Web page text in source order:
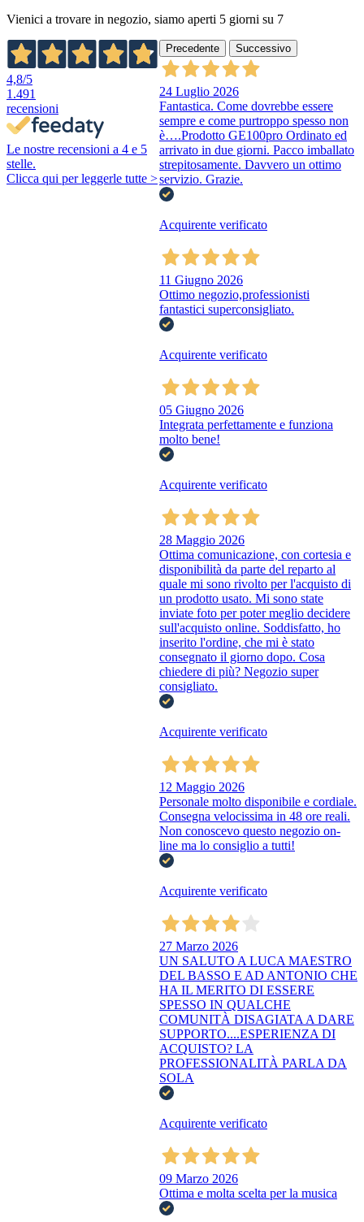
Vienici a trovare in negozio, siamo aperti 5 giorni su 7
4,8/5
1.491
recensioni
Le nostre recensioni a 4 e 5
stelle.
Clicca qui per leggerle tutte >
Precedente Successivo
24 Luglio 2026
Fantastica. Come dovrebbe essere
sempre e come purtroppo spesso non
è….Prodotto GE100pro Ordinato ed
arrivato in due giorni. Pacco imballato
strepitosamente. Davvero un ottimo
servizio. Grazie.
Acquirente verificato
11 Giugno 2026
Ottimo negozio,professionisti
fantastici superconsigliato.
Acquirente verificato
05 Giugno 2026
Integrata perfettamente e funziona
molto bene!
Acquirente verificato
28 Maggio 2026
Ottima comunicazione, con cortesia e
disponibilità da parte del reparto al
quale mi sono rivolto per l'acquisto di
un prodotto usato. Mi sono state
inviate foto per poter meglio decidere
sull'acquisto online. Soddisfatto, ho
inserito l'ordine, che mi è stato
consegnato il giorno dopo. Cosa
chiedere di più? Negozio super
consigliato.
Acquirente verificato
12 Maggio 2026
Personale molto disponibile e cordiale.
Consegna velocissima in 48 ore reali.
Non conoscevo questo negozio on-
line ma lo consiglio a tutti!
Acquirente verificato
27 Marzo 2026
UN SALUTO A LUCA MAESTRO
DEL BASSO E AD ANTONIO CHE
HA IL MERITO DI ESSERE
SPESSO IN QUALCHE
COMUNITÀ DISAGIATA A DARE
SUPPORTO....ESPERIENZA DI
ACQUISTO? LA
PROFESSIONALITÀ PARLA DA
SOLA
Acquirente verificato
09 Marzo 2026
Ottima e molta scelta per la musica